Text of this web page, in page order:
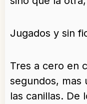
Jugados y sin
Tres a cero en
segundos, mas
las canillas. De